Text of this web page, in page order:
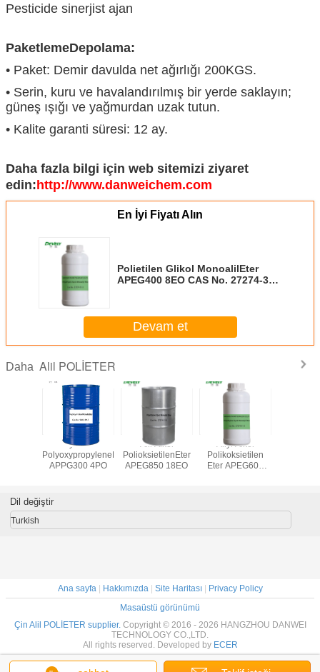
Pesticide sinerjist ajan
PaketlemeDepolama:
• Paket: Demir davulda net ağırlığı 200KGS.
• Serin, kuru ve havalandırılmış bir yerde saklayın;
güneş ışığı ve yağmurdan uzak tutun.
• Kalite garanti süresi: 12 ay.
Daha fazla bilgi için web sitemizi ziyaret
edin:http://www.danweichem.com
En İyi Fiyatı Alın
Polietilen Glikol MonoalilEter
APEG400 8EO CAS No. 27274-31-
Devam et
Daha Alil POLİETER
Allyl Alkol
PolyoxypropyleneEther
APPG300 4PO
Alil Alkol
PolioksietilenEter
APEG850 18EO
Allyl Alkol
Polikoksietilen
Eter APEG600
Dil değiştir
Turkish
Ana sayfa| Hakkımızda| Site Haritası| Privacy Policy
Masaüstü görünümü
Çin Alil POLİETER supplier. Copyright © 2016 - 2026 HANGZHOU DANWEI
TECHNOLOGY CO.,LTD.
All rights reserved. Developed by ECER